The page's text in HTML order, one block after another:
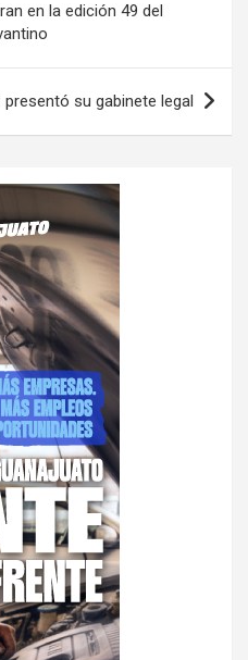
en la edición 49 del
presentó su gabinete legal